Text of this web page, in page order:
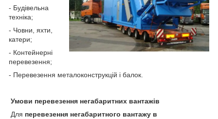
- Будівельна
техніка;
- Човни, яхти,
катери;
- Контейнерні
перевезення;
- Перевезення металоконструкцій і балок.
Умови перевезення негабаритних вантажів
Для перевезення негабаритного вантажу в